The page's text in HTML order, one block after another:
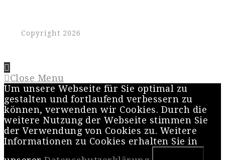
Copyright 2026
Close Menu
Um unsere Webseite für Sie optimal zu
gestalten und fortlaufend verbessern zu
können, verwenden wir Cookies. Durch die
weitere Nutzung der Webseite stimmen Sie
der Verwendung von Cookies zu. Weitere
Informationen zu Cookies erhalten Sie in